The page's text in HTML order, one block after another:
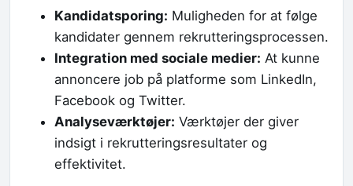
Kandidatsporing: Muligheden for at følge
kandidater gennem rekrutteringsprocessen.
Integration med sociale medier: At kunne
annoncere job på platforme som LinkedIn,
Facebook og Twitter.
Analyseværktøjer: Værktøjer der giver
indsigt i rekrutteringsresultater og
effektivitet.